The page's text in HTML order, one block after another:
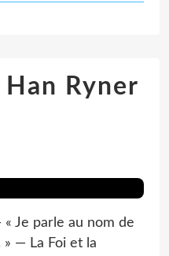
Han Ryner
Je parle au nom de
— La Foi et la